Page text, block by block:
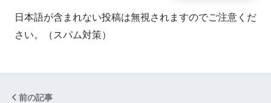
日本語が含まれない投稿は無視されますのでご注意くだ
さい。（スパム対策）
前の記事